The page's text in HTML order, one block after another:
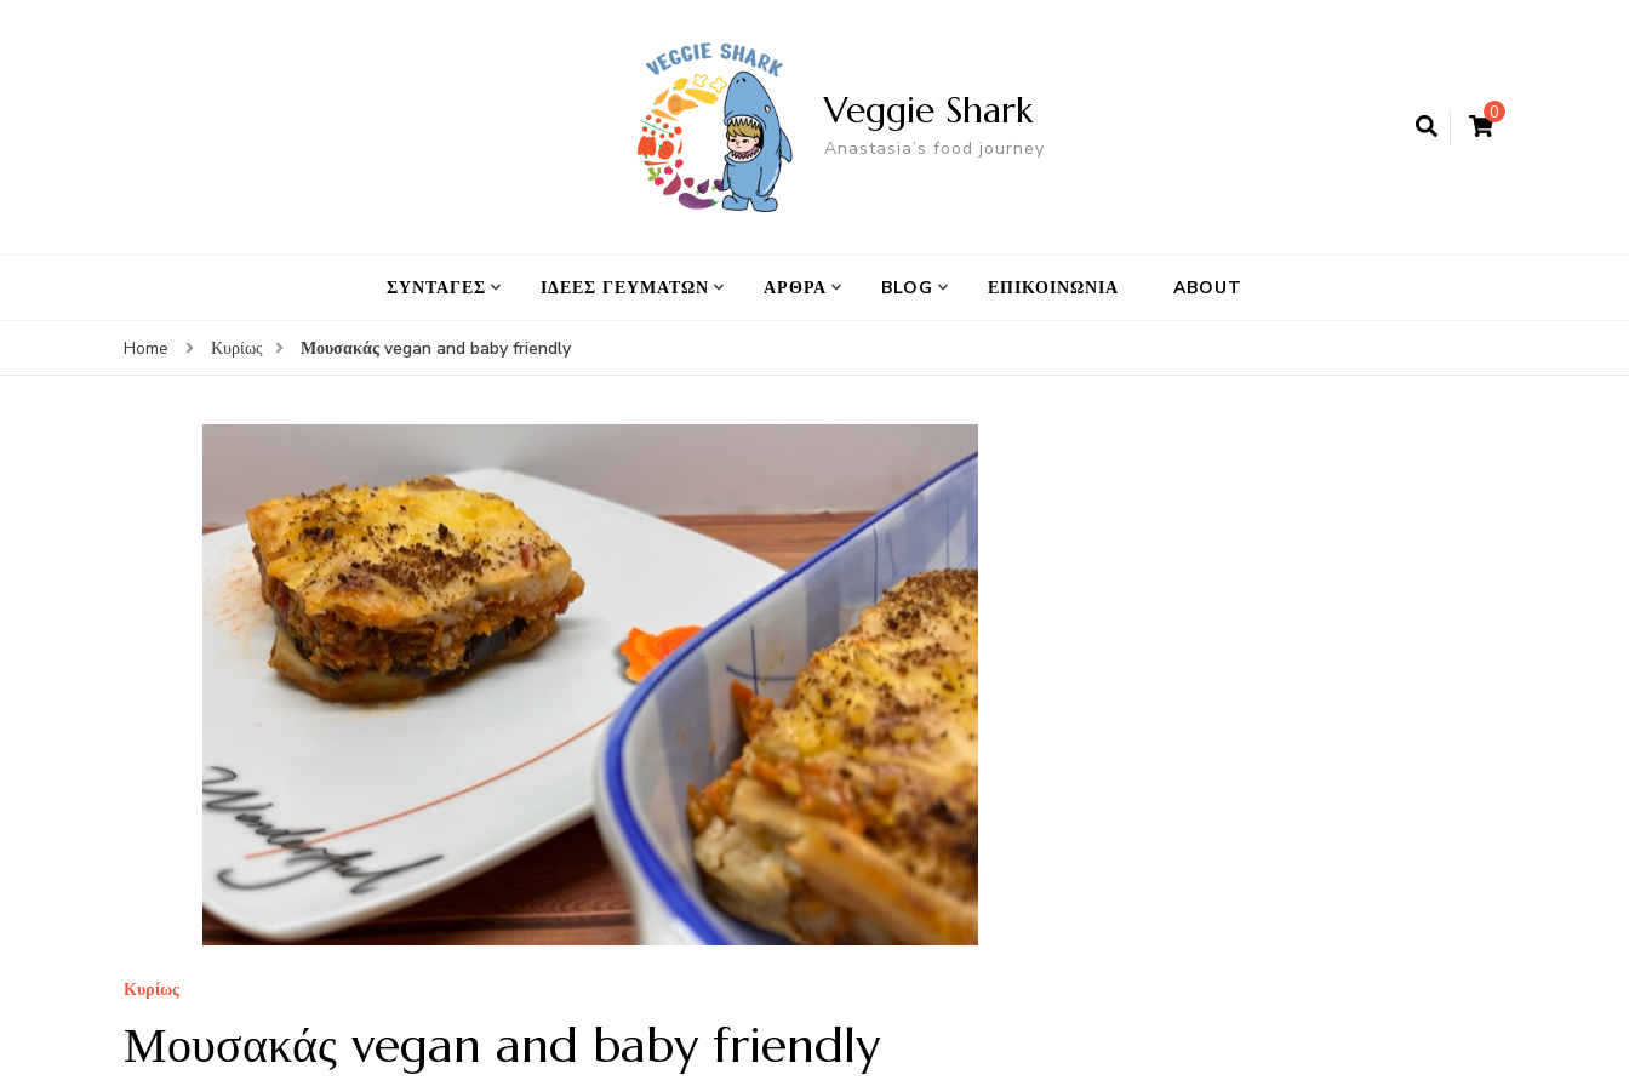
0
Veggie Shark
Anastasia’s food journey
ΣΥΝΤΑΓΕΣ ΙΔΕΕΣ ΓΕΥΜΑΤΩΝ ΑΡΘΡΑ BLOG ΕΠΙΚΟΙΝΩΝΙΑ ABOUT
Home Κυρίως Μουσακάς vegan and baby friendly
Κυρίως
Μουσακάς vegan and baby friendly